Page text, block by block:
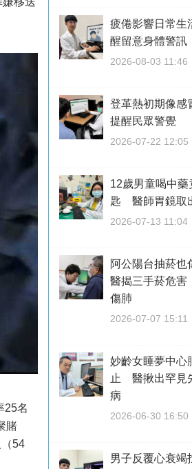
25名
賭
54
疲倦影響日常
醒留意身體警訊
2026-08-03 11:46
登革熱初期像
提醒民眾警覺
2026-07-22 12:05
12歲男童喝中藥
匙 醫師胃鏡取
2026-07-13 11:04
阿公陽台抽菸
醫揭三手菸危害
傷肺
2026-07-07 15:11
妙齡女睡夢中心
止 醫揪出罕見
病
2026-06-30 16:50
男子反覆心衰竭